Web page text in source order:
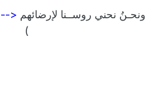
ونحـنُ نحني روســنا لإرضائهم <--
)